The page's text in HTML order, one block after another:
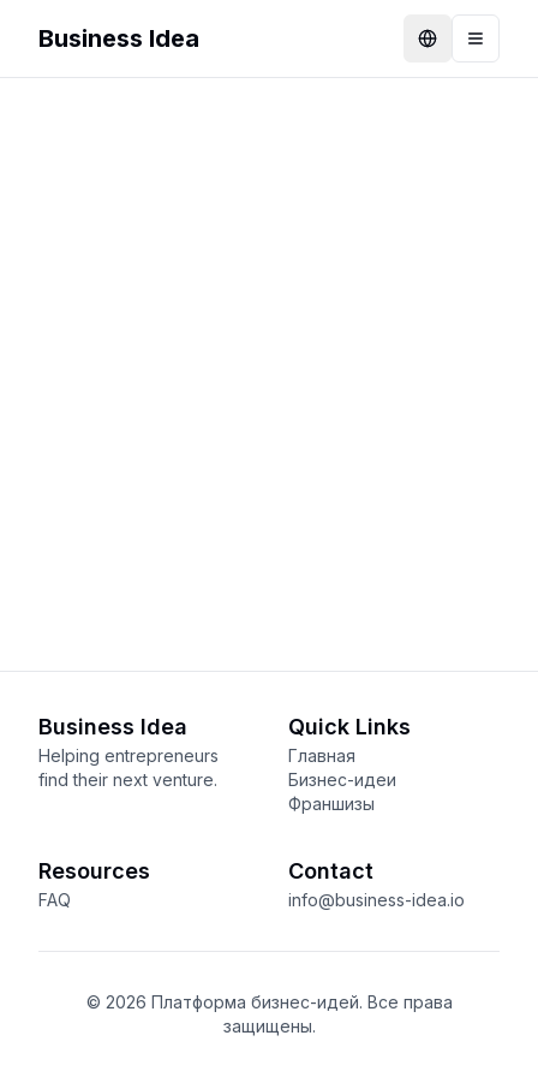
Business Idea LanguageToggle
Business Idea
Helping entrepreneurs
find their next venture.
Quick Links
Главная
Бизнес-идеи
Франшизы
Resources
FAQ
Contact
info@business-idea.io
© 2026 Платформа бизнес-идей. Все права
защищены.